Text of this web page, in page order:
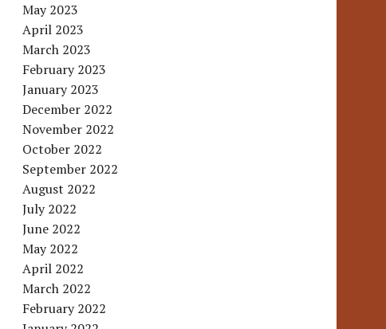
May 2023
April 2023
March 2023
February 2023
January 2023
December 2022
November 2022
October 2022
September 2022
August 2022
July 2022
June 2022
May 2022
April 2022
March 2022
February 2022